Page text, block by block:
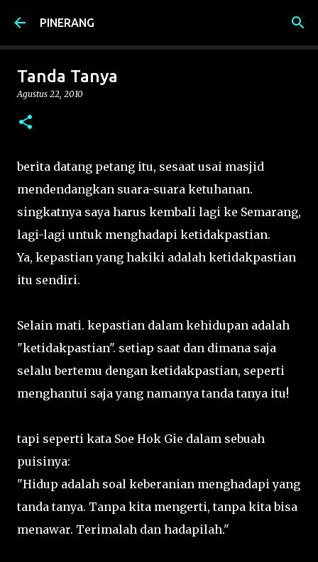
Langsung ke konten utama
PINERANG
Tanda Tanya
Agustus 22, 2010
berita datang petang itu, sesaat usai masjid
mendendangkan suara-suara ketuhanan.
singkatnya saya harus kembali lagi ke Semarang,
lagi-lagi untuk menghadapi ketidakpastian.
Ya, kepastian yang hakiki adalah ketidakpastian
itu sendiri.
Selain mati. kepastian dalam kehidupan adalah
"ketidakpastian". setiap saat dan dimana saja
selalu bertemu dengan ketidakpastian, seperti
menghantui saja yang namanya tanda tanya itu!
tapi seperti kata Soe Hok Gie dalam sebuah
puisinya:
"Hidup adalah soal keberanian menghadapi yang
tanda tanya. Tanpa kita mengerti, tanpa kita bisa
menawar. Terimalah dan hadapilah."